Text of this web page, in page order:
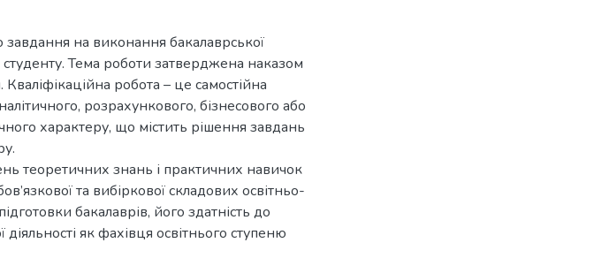
завдання на виконання бакалаврської
студенту. Тема роботи затверджена наказом
робота – це самостійна
розрахункового, бізнесового або
характеру, що містить рішення завдань
теоретичних знань і практичних навичок
та вибіркової складових освітньо-
бакалаврів, його здатність до
діяльності як фахівця освітнього ступеню